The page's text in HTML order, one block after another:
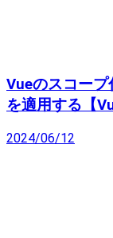
Vueのスコープ
を適用する【
2024/06/12